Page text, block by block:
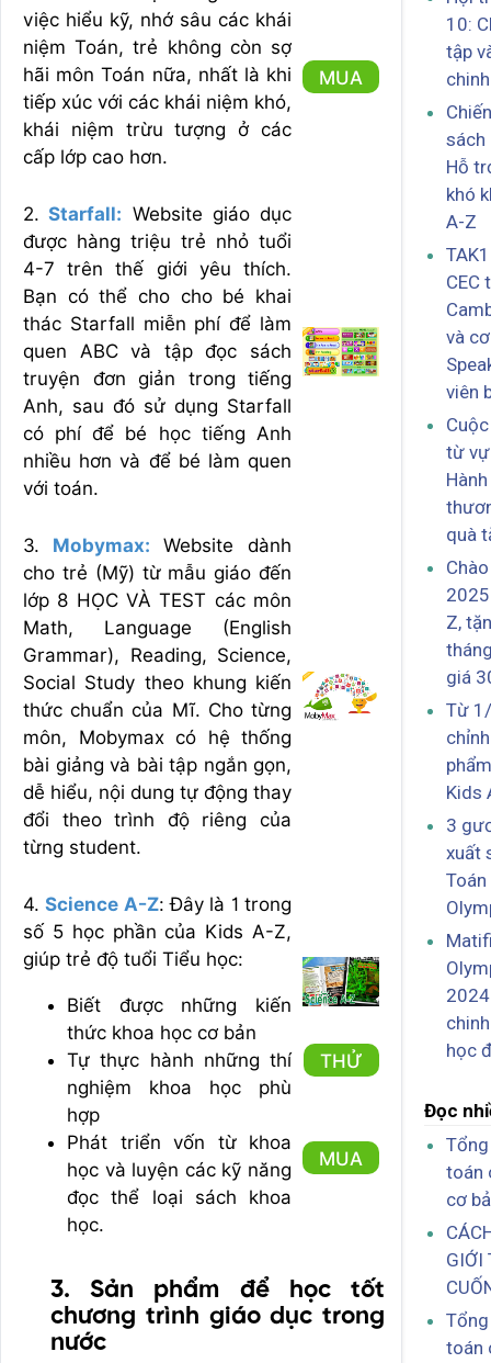
việc hiểu kỹ, nhớ sâu các khái
niệm Toán, trẻ không còn sợ
hãi môn Toán nữa, nhất là khi
tiếp xúc với các khái niệm khó,
khái niệm trừu tượng ở các
cấp lớp cao hơn.
MUA
2. Starfall: Website giáo dục
được hàng triệu trẻ nhỏ tuổi
4-7 trên thế giới yêu thích.
Bạn có thể cho cho bé khai
thác Starfall miễn phí để làm
quen ABC và tập đọc sách
truyện đơn giản trong tiếng
Anh, sau đó sử dụng Starfall
có phí để bé học tiếng Anh
nhiều hơn và để bé làm quen
với toán.
3. Mobymax: Website dành
cho trẻ (Mỹ) từ mẫu giáo đến
lớp 8 HỌC VÀ TEST các môn
Math, Language (English
Grammar), Reading, Science,
Social Study theo khung kiến
thức chuẩn của Mĩ. Cho từng
môn, Mobymax có hệ thống
bài giảng và bài tập ngắn gọn,
dễ hiểu, nội dung tự động thay
đổi theo trình độ riêng của
từng student.
4.Science A-Z: Đây là 1 trong
số 5 học phần của Kids A-Z,
giúp trẻ độ tuổi Tiểu học:
Biết được những kiến
thức khoa học cơ bản
Tự thực hành những thí
nghiệm khoa học phù
hợp
Phát triển vốn từ khoa
học và luyện các kỹ năng
đọc thể loại sách khoa
học.
THỬ
MUA
3. Sản phẩm để học tốt
chương trình giáo dục trong
nước
10:
tập
sách
Hỗ
khó
A-Z
CEC
và
viên
từ
quà
Z,
giá
Từ
Kids
3
xuất
học
Đọc
toán
cơ
GIỚI
toán